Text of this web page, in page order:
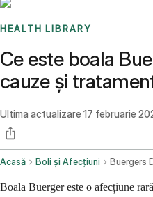
HEALTH LIBRARY
Ce este boala
cauze și
Ultima actualizare 17 februarie
Acasă Boli și Afecțiuni Buergers
Boala Buerger este o afecțiune